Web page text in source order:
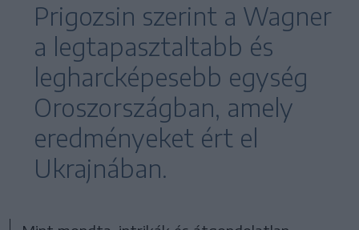
Prigozsin szerint a Wagner
a legtapasztaltabb és
legharcképesebb egység
Oroszországban, amely
eredményeket ért el
Ukrajnában.